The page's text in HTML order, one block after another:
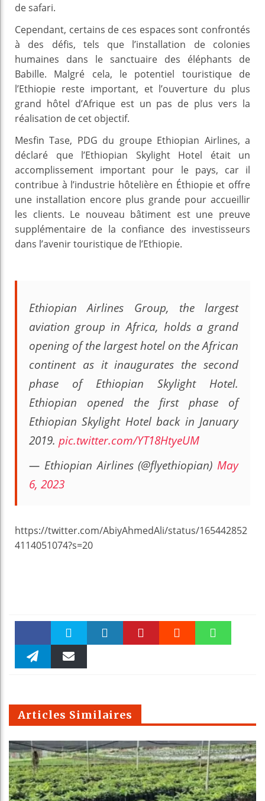
de safari.
Cependant, certains de ces espaces sont confrontés
à des défis, tels que l’installation de colonies
humaines dans le sanctuaire des éléphants de
Babille. Malgré cela, le potentiel touristique de
l’Ethiopie reste important, et l’ouverture du plus
grand hôtel d’Afrique est un pas de plus vers la
réalisation de cet objectif.
Mesfin Tase, PDG du groupe Ethiopian Airlines, a
déclaré que l’Ethiopian Skylight Hotel était un
accomplissement important pour le pays, car il
contribue à l’industrie hôtelière en Éthiopie et offre
une installation encore plus grande pour accueillir
les clients. Le nouveau bâtiment est une preuve
supplémentaire de la confiance des investisseurs
dans l’avenir touristique de l’Ethiopie.
Ethiopian Airlines Group, the largest
aviation group in Africa, holds a grand
opening of the largest hotel on the African
continent as it inaugurates the second
phase of Ethiopian Skylight Hotel.
Ethiopian opened the first phase of
Ethiopian Skylight Hotel back in January
2019. pic.twitter.com/YT18HtyeUM
— Ethiopian Airlines (@flyethiopian) May
6, 2023
https://twitter.com/AbiyAhmedAli/status/165442852
4114051074?s=20
Faceboo Twitter
m
Articles Similaires